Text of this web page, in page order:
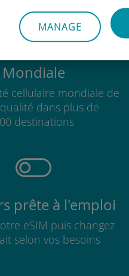
MANAGE
Mondiale
cellulaire mondiale de
dans plus de
destinations
prête à l'emploi
eSIM puis changez
selon vos besoins